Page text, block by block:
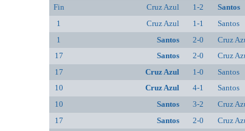
Fin
Cruz Azul 1-2 Santos
1
Cruz Azul 1-1 Santos
1
Santos 2-0 Cruz
17
Santos 2-0 Cruz
17
Cruz Azul 1-0 Santos
10
Cruz Azul 4-1 Santos
10
Santos 3-2 Cruz
17
Santos 2-0 Cruz